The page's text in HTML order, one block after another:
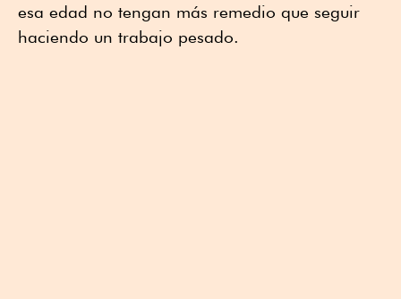
esa edad no tengan más remedio que seguir
haciendo un trabajo pesado.